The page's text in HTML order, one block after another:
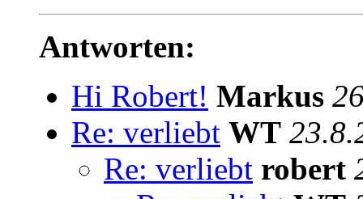
Antworten:
Hi Robert! Markus
Re: verliebt WT
Re: verliebt robert